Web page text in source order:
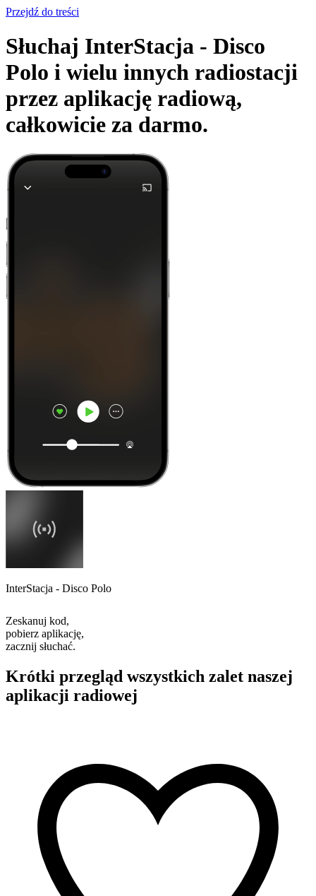
Przejdź do treści
Słuchaj InterStacja - Disco
Polo i wielu innych radiostacji
przez aplikację radiową,
całkowicie za darmo.
InterStacja - Disco Polo
Zeskanuj kod,
pobierz aplikację,
zacznij słuchać.
Krótki przegląd wszystkich zalet naszej
aplikacji radiowej